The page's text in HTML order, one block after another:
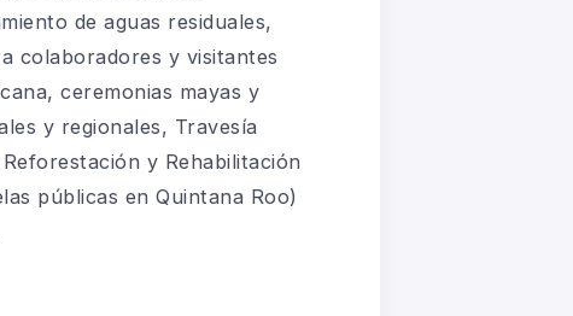
de aguas residuales,
colaboradores y visitantes
ceremonias mayas y
y regionales, Travesía
y Rehabilitación
públicas en Quintana Roo)